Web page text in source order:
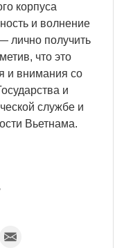
корпуса
и волнение
лично получить
что это
и внимания со
и
службе и
Вьетнама.